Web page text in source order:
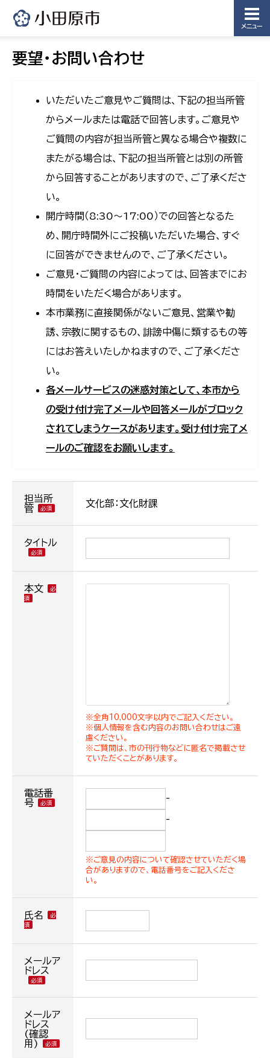
メニュー
要望・お問い合わせ
いただいたご意見やご質問は、下記の担当所管
からメールまたは電話で回答します。ご意見や
ご質問の内容が担当所管と異なる場合や複数に
またがる場合は、下記の担当所管とは別の所管
から回答することがありますので、ご了承くださ
い。
開庁時間（8:30〜17:00）での回答となるた
め、開庁時間外にご投稿いただいた場合、すぐ
に回答ができませんので、ご了承ください。
ご意見・ご質問の内容によっては、回答までにお
時間をいただく場合があります。
本市業務に直接関係がないご意見、営業や勧
誘、宗教に関するもの、誹謗中傷に類するもの等
にはお答えいたしかねますので、ご了承くださ
い。
各メールサービスの迷惑対策として、本市から
の受け付け完了メールや回答メールがブロック
されてしまうケースがあります。受け付け完了メ
ールのご確認をお願いします。
担当所
管
文化部：文化財課
タイトル
本文
※全角10,000文字以内でご記入ください。
※個人情報を含む内容のお問い合わせはご遠
慮ください。
※ご質問は、市の刊行物などに匿名で掲載させ
ていただくことがあります。
電話番
号
-
-
※ご意見の内容について確認させていただく場
合がありますので、電話番号をご記入くださ
い。
氏名
メールア
ドレス
メールア
ドレス
(確認
用)